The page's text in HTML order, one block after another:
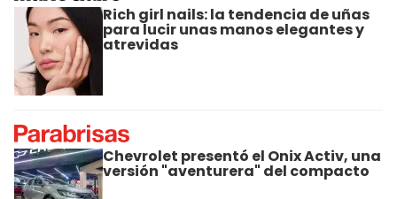
Rich girl nails: la tendencia de uñas
para lucir unas manos elegantes y
atrevidas
Chevrolet presentó el Onix Activ, una
versión "aventurera" del compacto